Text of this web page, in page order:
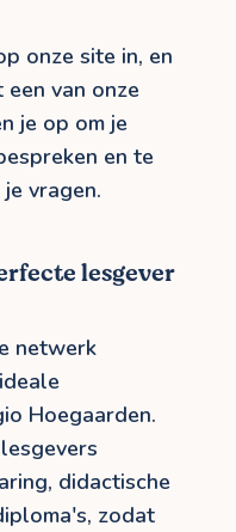
onze site in, en
van onze
je op om je
en te
vragen.
lesgever
netwerk
Hoegaarden.
didactische
zodat